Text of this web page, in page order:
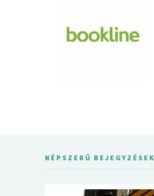
NÉPSZERŰ BEJEGYZÉSEK